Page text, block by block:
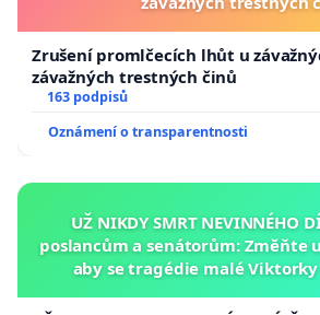
Zrušení promlčecích lhůt u
závažných trestných činů
163 podpisů
Oznámení o transparentnosti
UŽ NIKDY SMRT NEVINNÉHO
poslancům a senátorům: Změňte
aby se tragédie malé